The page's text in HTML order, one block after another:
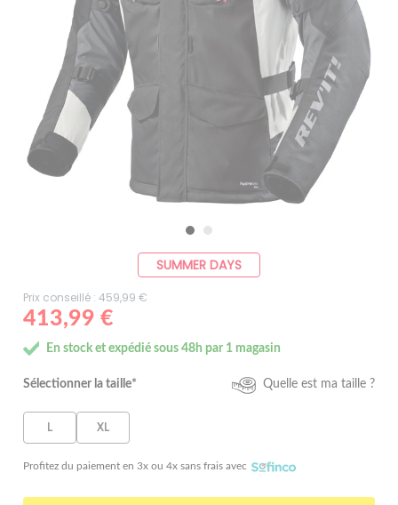
SUMMER DAYS
Prix conseillé : 459,99 €
413,99 €
En stock et expédié sous 48h par 1 magasin
Sélectionner la taille* Quelle est ma taille ?
L XL
Profitez du paiement en 3x ou 4x sans frais avec